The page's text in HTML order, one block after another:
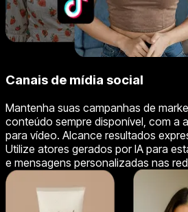
Canais de mídia social
Mantenha suas campanhas de
conteúdo sempre disponível, com a
para vídeo. Alcance resultados
Utilize atores gerados por IA para
e mensagens personalizadas nas